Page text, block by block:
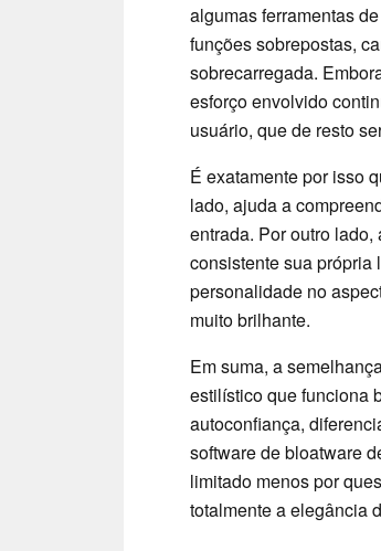
algumas ferramentas
funções sobrepostas,
sobrecarregada.
esforço envolvido
usuário, que de resto
É exatamente por isso
lado, ajuda a
entrada. Por outro
consistente sua própria
personalidade no
muito brilhante.
Em suma, a
estilístico que funciona
autoconfiança,
software de bloatware
limitado menos por
totalmente a elegância